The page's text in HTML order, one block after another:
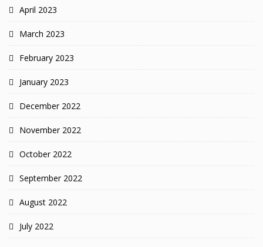
April 2023
March 2023
February 2023
January 2023
December 2022
November 2022
October 2022
September 2022
August 2022
July 2022